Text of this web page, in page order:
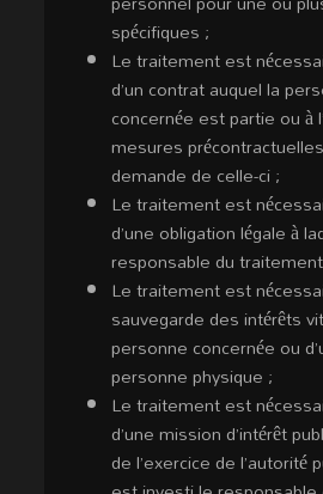
spécifiques ;
Le traitement est
d’un contrat auquel la
concernée est partie ou à
mesures
demande de celle-ci ;
Le traitement est
d’une obligation légale à
responsable du
Le traitement est
sauvegarde des intérêts
personne concernée ou
personne physique ;
Le traitement est
d’une mission d’intérêt
de l’exercice de l’autorité